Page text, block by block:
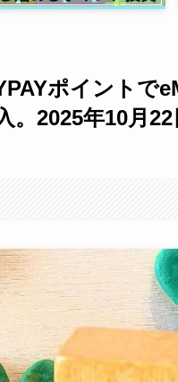
ポイントで
。2025年10月22